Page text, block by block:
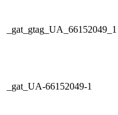
_gat_gtag_UA_66152049_1
_gat_UA-66152049-1